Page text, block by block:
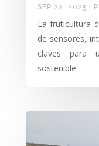
SEP 22, 2025
La fruticultura
de sensores,
claves para
sostenible.